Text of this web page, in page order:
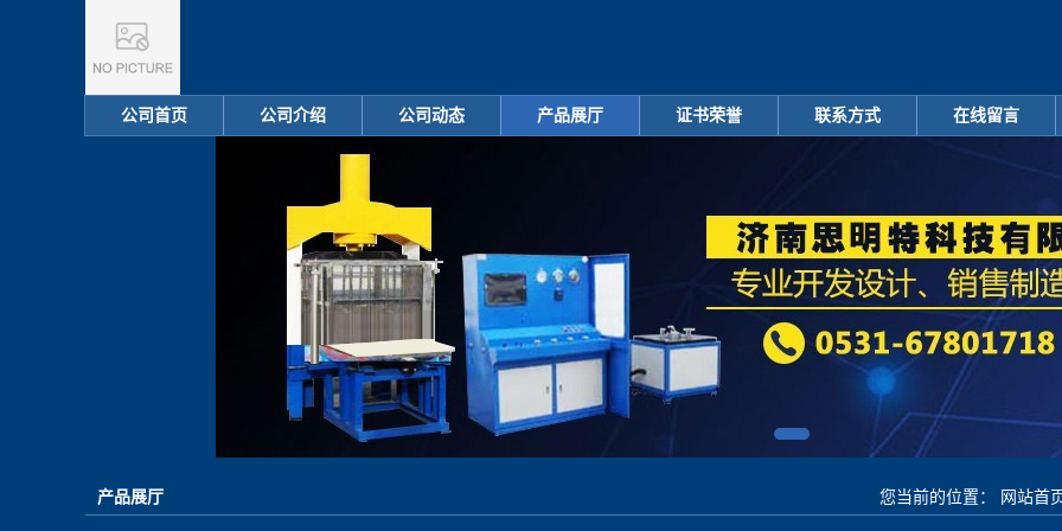
公司首页 公司介绍 公司动态 产品展厅 证书荣誉 联系方式 在线留言
产品展厅 您当前的位置： 网站首